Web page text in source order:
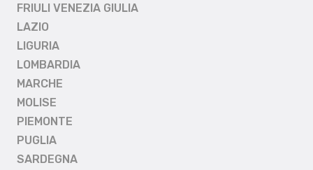
FRIULI VENEZIA GIULIA
LAZIO
LIGURIA
LOMBARDIA
MARCHE
MOLISE
PIEMONTE
PUGLIA
SARDEGNA